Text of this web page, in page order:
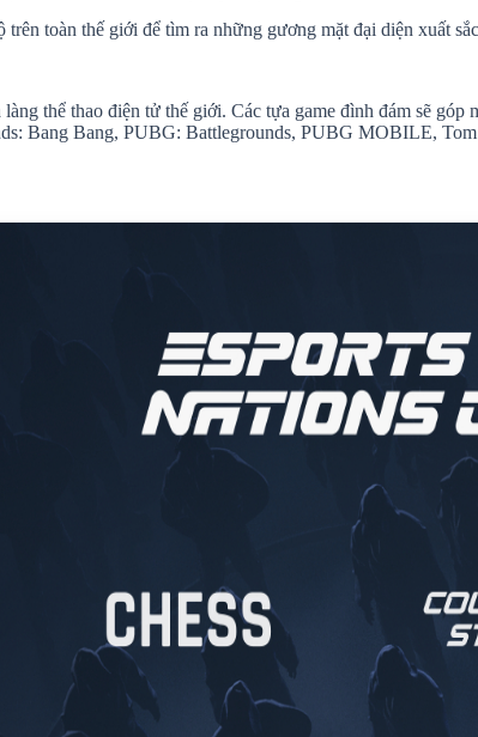
toàn thế giới để tìm ra những gương mặt đại diện xuất
thể thao điện tử thế giới. Các tựa game đình đám sẽ
Bang Bang, PUBG: Battlegrounds, PUBG MOBILE,